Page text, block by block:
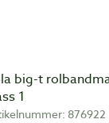
big-t
1
876922